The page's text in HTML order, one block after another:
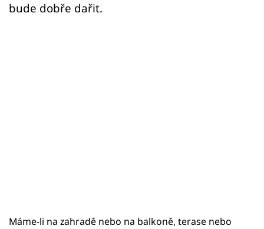
bude dobře dařit.
Máme-li na zahradě nebo na balkoně, terase nebo